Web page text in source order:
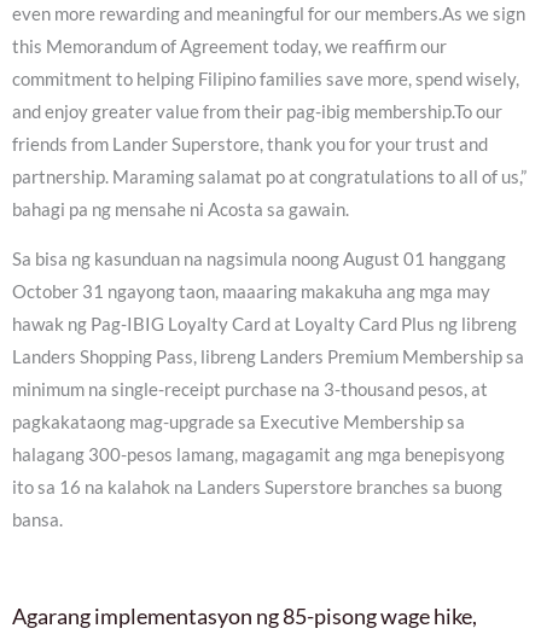
even more rewarding and meaningful for our members.As we sign
this Memorandum of Agreement today, we reaffirm our
commitment to helping Filipino families save more, spend wisely,
and enjoy greater value from their pag-ibig membership.To our
friends from Lander Superstore, thank you for your trust and
partnership. Maraming salamat po at congratulations to all of us,”
bahagi pa ng mensahe ni Acosta sa gawain.
Sa bisa ng kasunduan na nagsimula noong August 01 hanggang
October 31 ngayong taon, maaaring makakuha ang mga may
hawak ng Pag-IBIG Loyalty Card at Loyalty Card Plus ng libreng
Landers Shopping Pass, libreng Landers Premium Membership sa
minimum na single-receipt purchase na 3-thousand pesos, at
pagkakataong mag-upgrade sa Executive Membership sa
halagang 300-pesos lamang, magagamit ang mga benepisyong
ito sa 16 na kalahok na Landers Superstore branches sa buong
bansa.
Agarang implementasyon ng 85-pisong wage hike,